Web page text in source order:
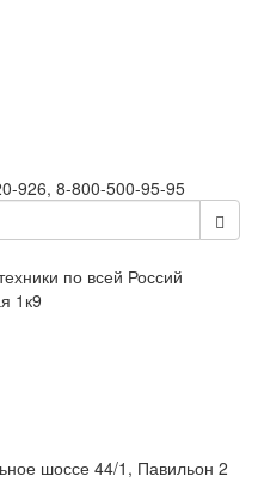
926, 8-800-500-95-95
по всей Россий
1к9
шоссе 44/1, Павильон 2